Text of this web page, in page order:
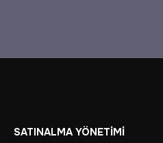
SATINALMA YÖNETİMİ